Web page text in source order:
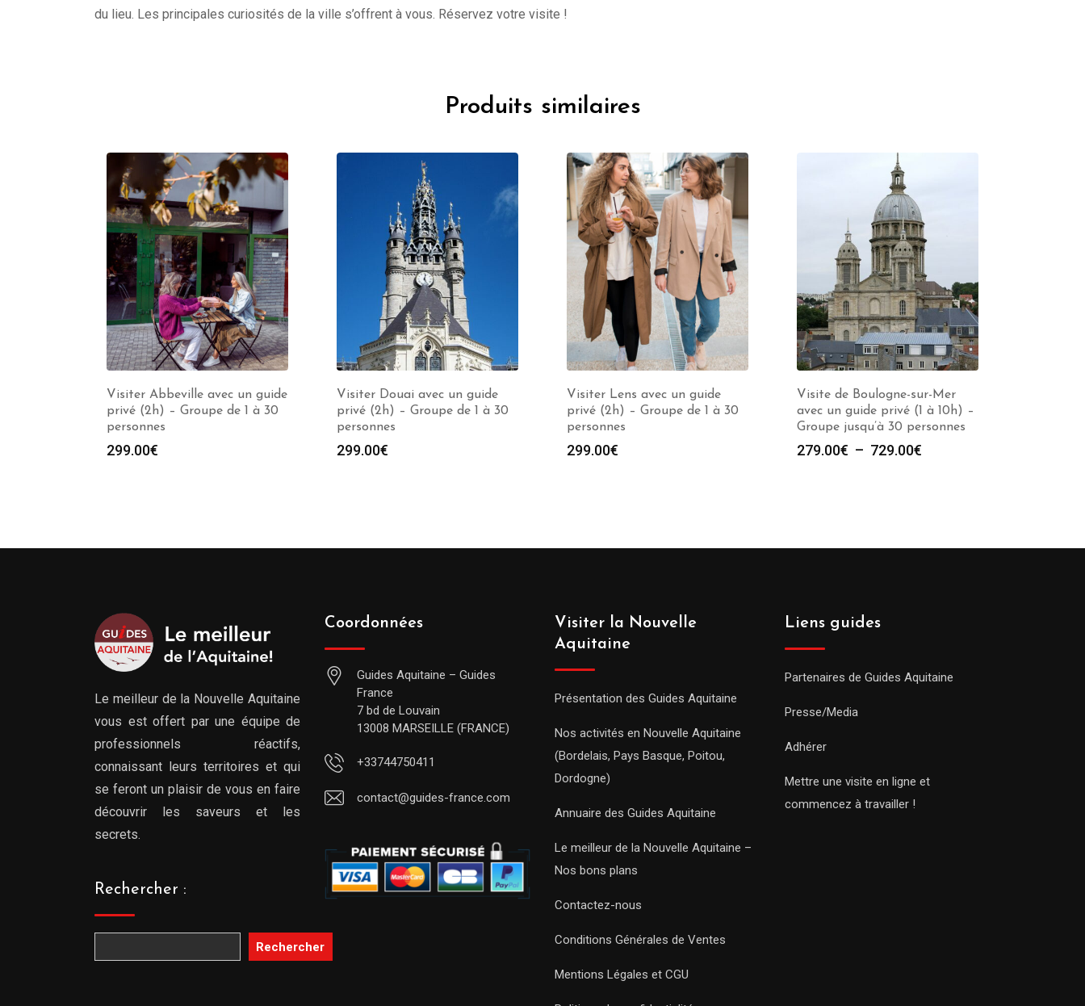
du lieu. Les principales curiosités de la ville s’offrent à vous. Réservez votre visite !
Produits similaires
Visiter Abbeville avec un guide
privé (2h) – Groupe de 1 à 30
personnes
299.00€
Visiter Douai avec un guide
privé (2h) – Groupe de 1 à 30
personnes
299.00€
Visiter Lens avec un guide
privé (2h) – Groupe de 1 à 30
personnes
299.00€
Visite de Boulogne-sur-Mer
avec un guide privé (1 à 10h) –
Groupe jusqu’à 30 personnes
279.00€ – 729.00€
Le meilleur de la Nouvelle Aquitaine
vous est offert par une équipe de
professionnels réactifs,
connaissant leurs territoires et qui
se feront un plaisir de vous en faire
découvrir les saveurs et les
secrets.
Rechercher :
Rechercher
Coordonnées
Guides Aquitaine – Guides
France
7 bd de Louvain
13008 MARSEILLE (FRANCE)
+33744750411
contact@guides-france.com
Visiter la Nouvelle
Aquitaine
Présentation des Guides Aquitaine
Nos activités en Nouvelle Aquitaine
(Bordelais, Pays Basque, Poitou,
Dordogne)
Annuaire des Guides Aquitaine
Le meilleur de la Nouvelle Aquitaine –
Nos bons plans
Contactez-nous
Conditions Générales de Ventes
Mentions Légales et CGU
Liens guides
Partenaires de Guides Aquitaine
Presse/Media
Adhérer
Mettre une visite en ligne et
commencez à travailler !